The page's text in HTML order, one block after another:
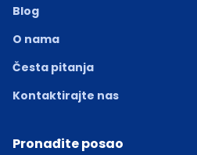
Blog
O nama
Česta pitanja
Kontaktirajte nas
Pronađite posao